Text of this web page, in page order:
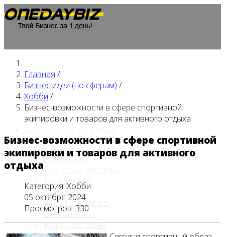
Главная
Автобизнес
Гостиничный
Детские
Животноводство
Интернет и IT
Кафе / ресторан
Главная /
Бизнес идеи (по сферам) /
Хобби /
Бизнес-возможности в сфере спортивной
экипировки и товаров для активного отдыха
Бизнес-возможности в сфере спортивной
экипировки и товаров для активного
отдыха
Категория: Хобби
05 октября 2024
Просмотров: 330